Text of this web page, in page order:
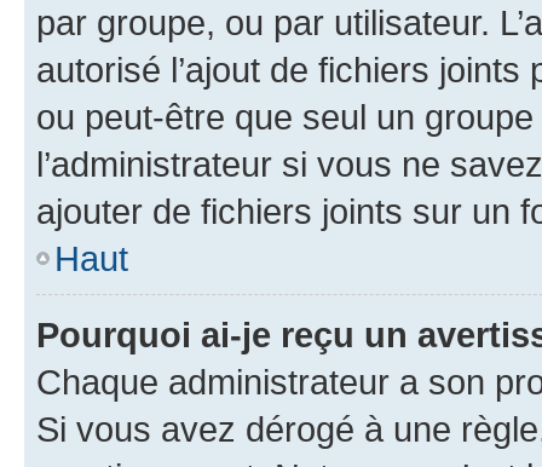
par groupe, ou par utilisateur.
autorisé l’ajout de fichiers
ou peut-être que seul un
l’administrateur si vous ne
ajouter de fichiers joints sur un
Haut
Pourquoi ai-je reçu un
Chaque administrateur a son
Si vous avez dérogé à une